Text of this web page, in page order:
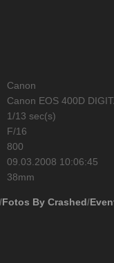
Canon
Canon EOS 400D
1/13 sec(s)
F/16
800
09.03.2008 10:06:45
38mm
/Fotos By Crashed/